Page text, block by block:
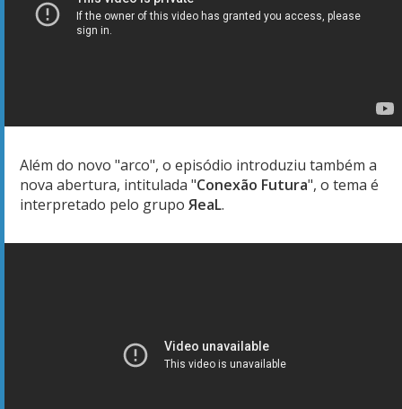
Além do novo "arco", o episódio introduziu também a
nova abertura, intitulada "Conexão Futura", o tema é
interpretado pelo grupo ЯeaL.